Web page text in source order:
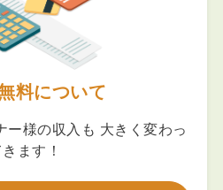
料について
ー様の収入も 大きく変わっ
ます！